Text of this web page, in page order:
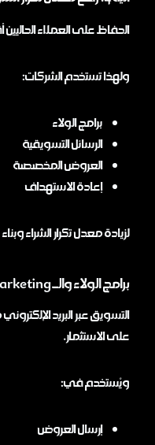
الحفاظ على العملاء
ولهذا تستخدم الشركات:
برامج الولاء
الرسائل التسويقية
العروض المخصصة
إعادة الاستهداف
لزيادة معدل تكرار الشراء
برامج الولاء والـ Email Marketing
التسويق عبر البريد
على الاستثمار.
ويُستخدم في:
إرسال العروض